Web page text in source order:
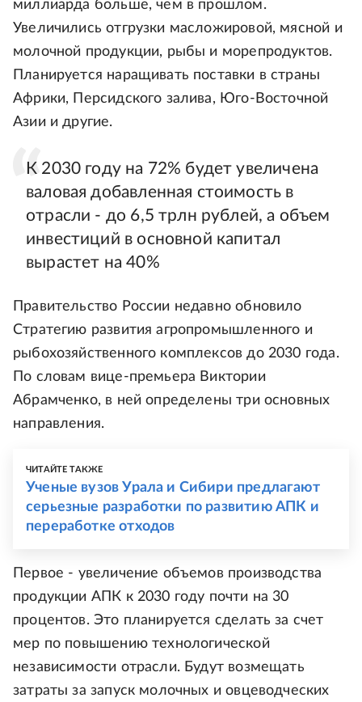
миллиарда больше, чем в прошлом.
Увеличились отгрузки масложировой, мясной и
молочной продукции, рыбы и морепродуктов.
Планируется наращивать поставки в страны
Африки, Персидского залива, Юго-Восточной
Азии и другие.
К 2030 году на 72% будет увеличена
валовая добавленная стоимость в
отрасли - до 6,5 трлн рублей, а объем
инвестиций в основной капитал
вырастет на 40%
Правительство России недавно обновило
Стратегию развития агропромышленного и
рыбохозяйственного комплексов до 2030 года.
По словам вице-премьера Виктории
Абрамченко, в ней определены три основных
направления.
ЧИТАЙТЕ ТАКЖЕ
Ученые вузов Урала и Сибири предлагают
серьезные разработки по развитию АПК и
переработке отходов
Первое - увеличение объемов производства
продукции АПК к 2030 году почти на 30
процентов. Это планируется сделать за счет
мер по повышению технологической
независимости отрасли. Будут возмещать
затраты за запуск молочных и овцеводческих